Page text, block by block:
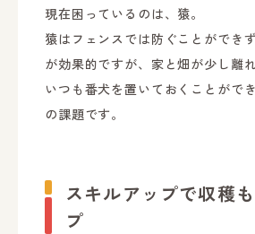
現在困っているのは、猿。
猿はフェンスでは防ぐことができ
が効果的ですが、家と畑が少し離
いつも番犬を置いておくことがで
の課題です。
スキルアップで収穫
プ